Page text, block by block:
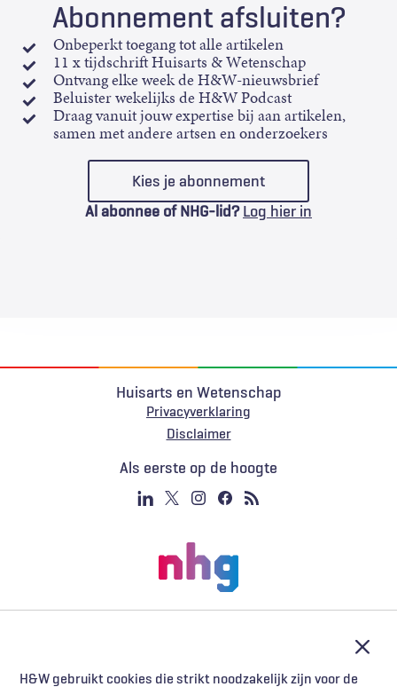
H&W gebruikt cookies die strikt noodzakelijk zijn voor de
Abonnement afsluiten?
Onbeperkt toegang tot alle artikelen
11 x tijdschrift Huisarts & Wetenschap
Ontvang elke week de H&W-nieuwsbrief
Beluister wekelijks de H&W Podcast
Draag vanuit jouw expertise bij aan artikelen,
samen met andere artsen en onderzoekers
Kies je abonnement
Al abonnee of NHG-lid? Log hier in
Huisarts en Wetenschap
Privacyverklaring
Voet
Disclaimer
Als eerste op de hoogte